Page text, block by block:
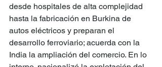
desde hospitales de alta complejidad
hasta la fabricación en Burkina de
autos eléctricos y preparan el
desarrollo ferroviario; acuerda con la
India la ampliación del comercio. En lo